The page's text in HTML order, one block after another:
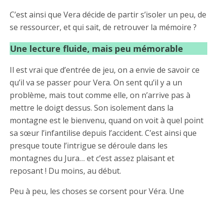
C’est ainsi que Vera décide de partir s’isoler un peu, de
se ressourcer, et qui sait, de retrouver la mémoire ?
Une lecture fluide, mais peu mémorable
Il est vrai que d’entrée de jeu, on a envie de savoir ce
qu’il va se passer pour Vera. On sent qu’il y a un
problème, mais tout comme elle, on n’arrive pas à
mettre le doigt dessus. Son isolement dans la
montagne est le bienvenu, quand on voit à quel point
sa sœur l’infantilise depuis l’accident. C’est ainsi que
presque toute l’intrigue se déroule dans les
montagnes du Jura… et c’est assez plaisant et
reposant ! Du moins, au début.
Peu à peu, les choses se corsent pour Véra. Une